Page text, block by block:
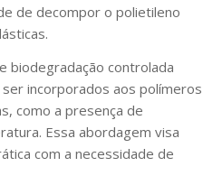
de decompor o polietileno
biodegradação controlada
incorporados aos polímeros
como a presença de
Essa abordagem visa
com a necessidade de